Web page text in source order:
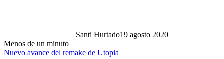
Santi Hurtado19 agosto 2020
Menos de un minuto
Nuevo avance del remake de Utopia